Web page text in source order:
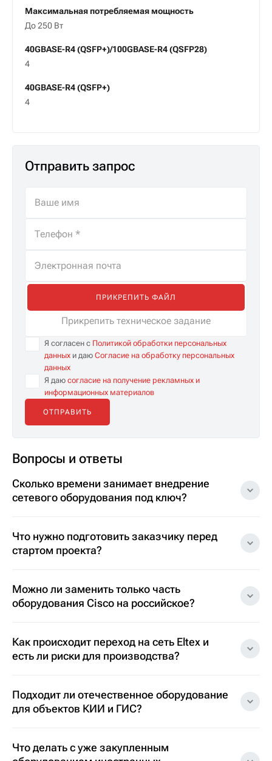
Максимальная потребляемая мощность
До 250 Вт
40GBASE-R4 (QSFP+)/100GBASE-R4 (QSFP28)
4
40GBASE-R4 (QSFP+)
4
Отправить запрос
ПРИКРЕПИТЬ ФАЙЛ
Прикрепить техническое задание
Я согласен с Политикой обработки персональных
данных и даю Согласие на обработку персональных
данных
Я даю согласие на получение рекламных и
информационных материалов
Вопросы и ответы
Сколько времени занимает внедрение
сетевого оборудования под ключ?
Что нужно подготовить заказчику перед
стартом проекта?
Можно ли заменить только часть
оборудования Cisco на российское?
Как происходит переход на сеть Eltex и
есть ли риски для производства?
Подходит ли отечественное оборудование
для объектов КИИ и ГИС?
Что делать с уже закупленным